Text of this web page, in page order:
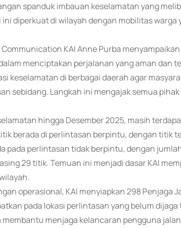
spanduk imbauan keselamatan yang
ini diperkuat di wilayah dengan mobilitas
KAI Anne Purba
menciptakan perjalanan yang aman dan
keselamatan di berbagai daerah agar
sebidang. Langkah ini mengajak semua
hingga Desember 2025, masih
berada di perlintasan berpintu, dengan titik
pada perlintasan tidak berpintu, dengan
29 titik. Temuan ini menjadi dasar KAI
operasional, KAI menyiapkan 298 Penjaga
pada lokasi perlintasan yang belum
menjaga kelancaran pengguna